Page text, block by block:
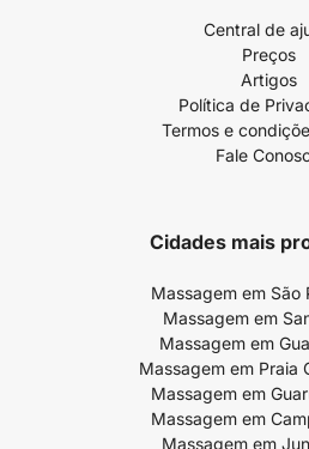
Central de
Preços
Artigos
Política de
Termos e
Fale
Cidades mais
Massagem em São
Massagem em
Massagem em
Massagem em Praia
Massagem em
Massagem em
Massagem em